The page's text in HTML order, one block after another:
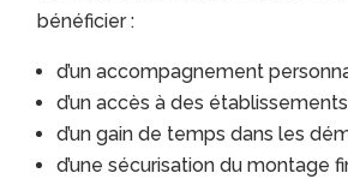
bénéficier :
d’un accompagnement
d’un accès à des
d’un gain de temps dans les
d’une sécurisation du montage